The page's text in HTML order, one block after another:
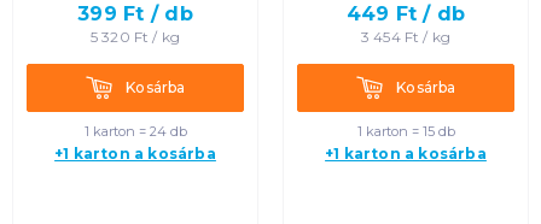
399 Ft / db
5 320 Ft / kg
KosárbaKosárba
1 karton = 24 db
+1 karton a kosárba
449 Ft / db
3 454Ft / kg
KosárbaKosárba
1 karton = 15 db
+1 karton a kosárba